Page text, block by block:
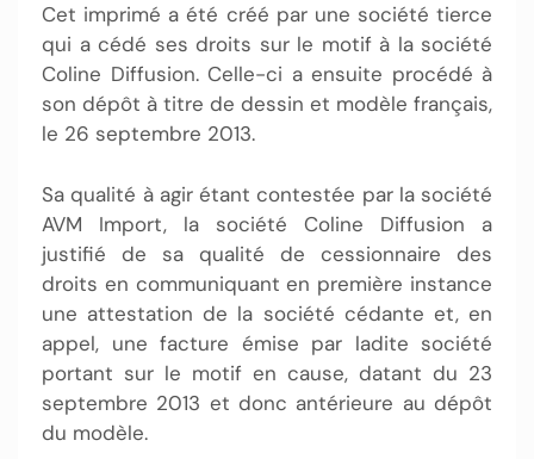
Cet imprimé a été créé par une société tierce
qui a cédé ses droits sur le motif à la société
Coline Diffusion. Celle-ci a ensuite procédé à
son dépôt à titre de dessin et modèle français,
le 26 septembre 2013.
Sa qualité à agir étant contestée par la société
AVM Import, la société Coline Diffusion a
justifié de sa qualité de cessionnaire des
droits en communiquant en première instance
une attestation de la société cédante et, en
appel, une facture émise par ladite société
portant sur le motif en cause, datant du 23
septembre 2013 et donc antérieure au dépôt
du modèle.